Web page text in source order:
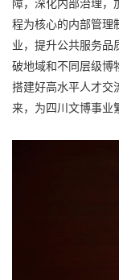
障，深化内部治理，
程为核心的内部管理
业，提升公共服务品
破地域和不同层级博
搭建好高水平人才交
来，为四川文博事业